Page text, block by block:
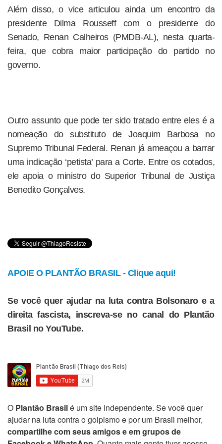
Além disso, o vice articulou ainda um encontro da
presidente Dilma Rousseff com o presidente do
Senado, Renan Calheiros (PMDB-AL), nesta quarta-
feira, que cobra maior participação do partido no
governo.
Outro assunto que pode ter sido tratado entre eles é a
nomeação do substituto de Joaquim Barbosa no
Supremo Tribunal Federal. Renan já ameaçou a barrar
uma indicação ‘petista’ para a Corte. Entre os cotados,
ele apoia o ministro do Superior Tribunal de Justiça
Benedito Gonçalves.
APOIE O PLANTÃO BRASIL - Clique aqui!
Se você quer ajudar na luta contra Bolsonaro e a
direita fascista, inscreva-se no canal do Plantão
Brasil no YouTube.
O Plantão Brasilé um site independente. Se você quer
ajudar na luta contra o golpismo e por um Brasil melhor,
compartilhe com seus amigos e em grupos de